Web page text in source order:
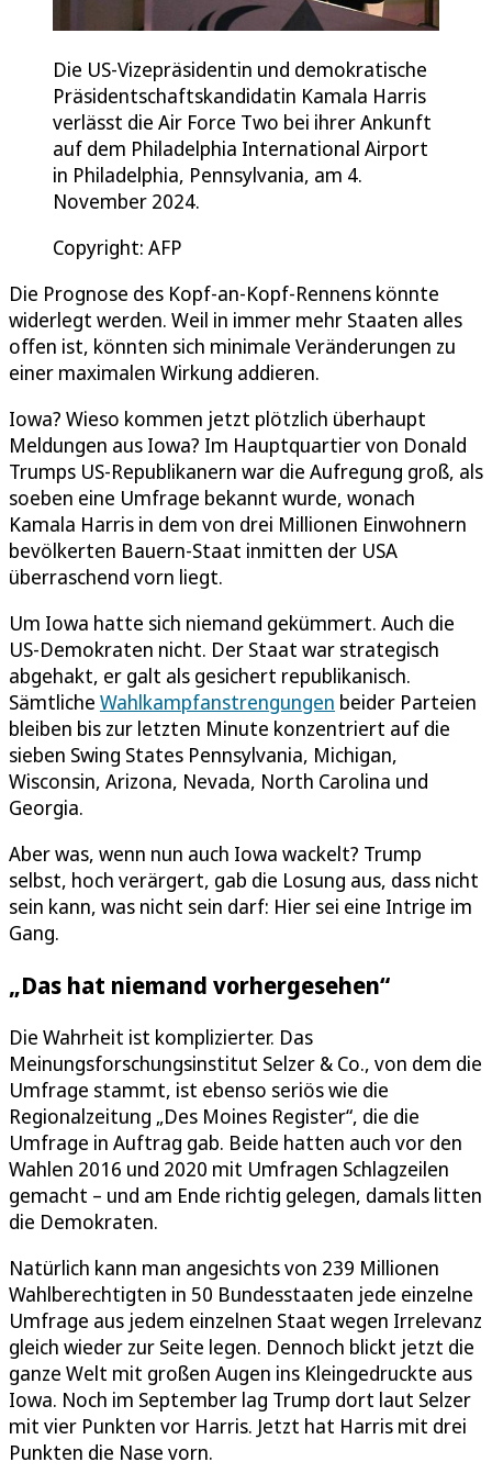
Die US-Vizepräsidentin und demokratische
Präsidentschaftskandidatin Kamala Harris
verlässt die Air Force Two bei ihrer Ankunft
auf dem Philadelphia International Airport
in Philadelphia, Pennsylvania, am 4.
November 2024.
Copyright: AFP
Die Prognose des Kopf-an-Kopf-Rennens könnte
widerlegt werden. Weil in immer mehr Staaten alles
offen ist, könnten sich minimale Veränderungen zu
einer maximalen Wirkung addieren.
Iowa? Wieso kommen jetzt plötzlich überhaupt
Meldungen aus Iowa? Im Hauptquartier von Donald
Trumps US-Republikanern war die Aufregung groß, als
soeben eine Umfrage bekannt wurde, wonach
Kamala Harris in dem von drei Millionen Einwohnern
bevölkerten Bauern-Staat inmitten der USA
überraschend vorn liegt.
Um Iowa hatte sich niemand gekümmert. Auch die
US-Demokraten nicht. Der Staat war strategisch
abgehakt, er galt als gesichert republikanisch.
Sämtliche Wahlkampfanstrengungen beider Parteien
bleiben bis zur letzten Minute konzentriert auf die
sieben Swing States Pennsylvania, Michigan,
Wisconsin, Arizona, Nevada, North Carolina und
Georgia.
Aber was, wenn nun auch Iowa wackelt? Trump
selbst, hoch verärgert, gab die Losung aus, dass nicht
sein kann, was nicht sein darf: Hier sei eine Intrige im
Gang.
„Das hat niemand vorhergesehen“
Die Wahrheit ist komplizierter. Das
Meinungsforschungsinstitut Selzer & Co., von dem die
Umfrage stammt, ist ebenso seriös wie die
Regionalzeitung „Des Moines Register“, die die
Umfrage in Auftrag gab. Beide hatten auch vor den
Wahlen 2016 und 2020 mit Umfragen Schlagzeilen
gemacht – und am Ende richtig gelegen, damals litten
die Demokraten.
Natürlich kann man angesichts von 239 Millionen
Wahlberechtigten in 50 Bundesstaaten jede einzelne
Umfrage aus jedem einzelnen Staat wegen Irrelevanz
gleich wieder zur Seite legen. Dennoch blickt jetzt die
ganze Welt mit großen Augen ins Kleingedruckte aus
Iowa. Noch im September lag Trump dort laut Selzer
mit vier Punkten vor Harris. Jetzt hat Harris mit drei
Punkten die Nase vorn.